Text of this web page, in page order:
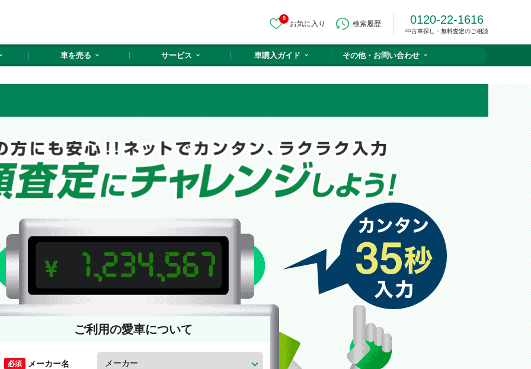
0
お気に入り 検索履歴 0120-22-1616
中古車探し・無料査定のご相談
車を売る サービス 車購入ガイド その他・ お問い合わせ
ご利用の愛車について
メーカー名